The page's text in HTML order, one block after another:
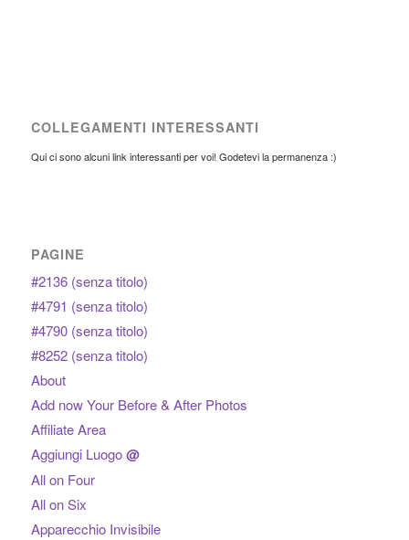
COLLEGAMENTI INTERESSANTI
Qui ci sono alcuni link interessanti per voi! Godetevi la permanenza :)
PAGINE
#2136 (senza titolo)
#4791 (senza titolo)
#4790 (senza titolo)
#8252 (senza titolo)
About
Add now Your Before & After Photos
Affiliate Area
Aggiungi Luogo@
All on Four
All on Six
Apparecchio Invisibile